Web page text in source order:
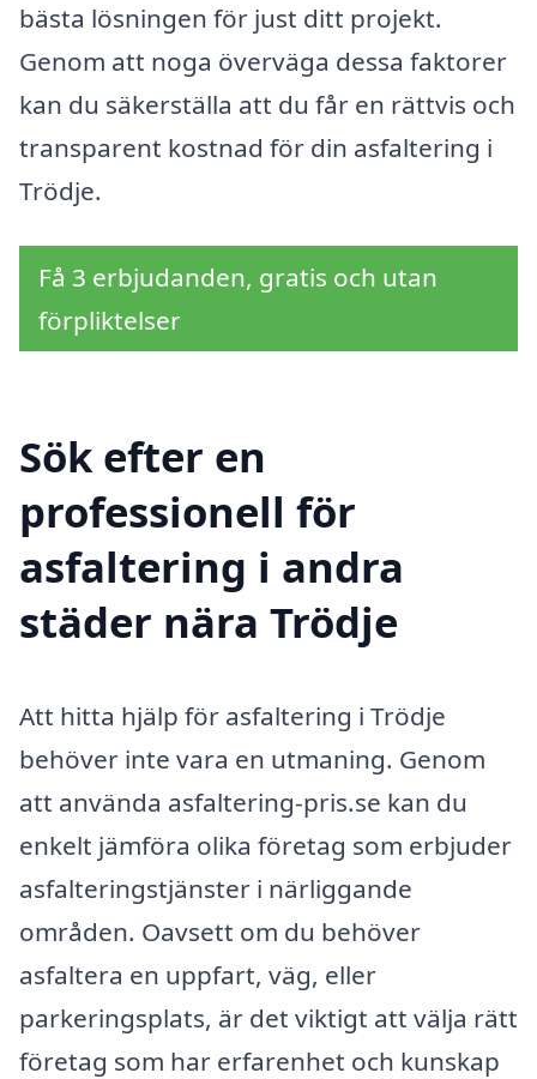
bästa lösningen för just ditt projekt.
Genom att noga överväga dessa faktorer
kan du säkerställa att du får en rättvis och
transparent kostnad för din asfaltering i
Trödje.
Få 3 erbjudanden, gratis och utan
förpliktelser
Sök efter en
professionell för
asfaltering i andra
städer nära Trödje
Att hitta hjälp för asfaltering i Trödje
behöver inte vara en utmaning. Genom
att använda asfaltering-pris.se kan du
enkelt jämföra olika företag som erbjuder
asfalteringstjänster i närliggande
områden. Oavsett om du behöver
asfaltera en uppfart, väg, eller
parkeringsplats, är det viktigt att välja rätt
företag som har erfarenhet och kunskap